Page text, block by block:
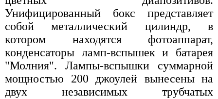
Унифицированный бокс представляет
собой металлический цилиндр, в
котором находятся фотоаппарат,
конденсаторы ламп-вспышек и батарея
"Молния". Лампы-вспышки суммарной
мощностью 200 джоулей вынесены на
двух независимых трубчатых